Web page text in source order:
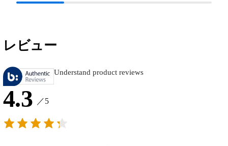
レビュー
Understand product reviews
4.3 ／5